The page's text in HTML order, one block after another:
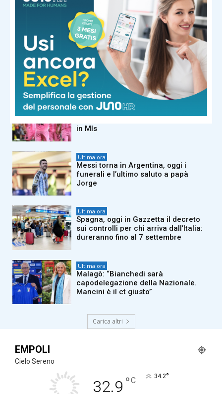
Morta Maria Pia Prodi, la sorella
dell’ex premier Romano: aveva 100
anni
Ultima ora
Fallo laterale, palla in autostrada e
incidente: lo show del calcio in
Uruguay
Ultima ora
De Paul, gol e ‘abbraccio’ a Messi per
in Mls
Ultima ora
Messi torna in Argentina, oggi i
funerali e l’ultimo saluto a papà
Jorge
Ultima ora
Spagna, oggi in Gazzetta il decreto
sui controlli per chi arriva dall’Italia:
dureranno fino al 7 settembre
Ultima ora
Malagò: “Bianchedi sarà
capodelegazione della Nazionale.
Mancini è il ct giusto”
Carica altri
EMPOLI
Cielo Sereno
32.9 °C 34.2°